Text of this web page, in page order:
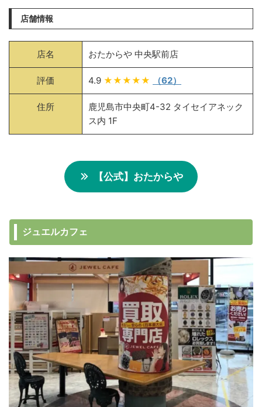
店舗情報
店名 おたからや 中央駅前店
評価 4.9 ★★★★★ （62）
住所
鹿児島市中央町4-32 タイセイアネック
ス内 1F
【公式】おたからや
ジュエルカフェ